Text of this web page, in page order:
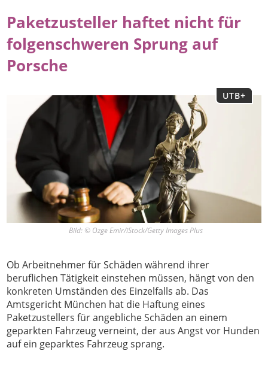
Paketzusteller haftet nicht für
folgenschweren Sprung auf
Porsche
UTB+
Bild: © Ozge Emir/iStock/Getty Images Plus
Ob Arbeitnehmer für Schäden während ihrer
beruflichen Tätigkeit einstehen müssen, hängt von den
konkreten Umständen des Einzelfalls ab. Das
Amtsgericht München hat die Haftung eines
Paketzustellers für angebliche Schäden an einem
geparkten Fahrzeug verneint, der aus Angst vor Hunden
auf ein geparktes Fahrzeug sprang.